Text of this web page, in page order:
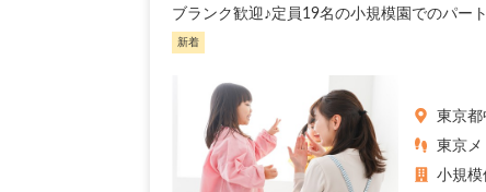
ブランク歓迎♪定員19名の小規模園でのパー
新着
東京都
東京
小規模